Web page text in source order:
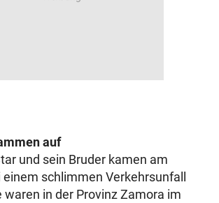
auf
und sein Bruder kamen am
schlimmen Verkehrsunfall
waren in der Provinz Zamora im